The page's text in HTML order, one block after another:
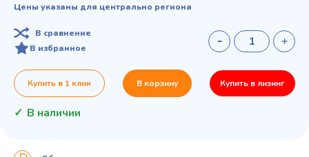
Цены указаны для центрально региона
В сравнение
В избранное
Купить в 1 клик В корзину Купить в лизинг
В наличии